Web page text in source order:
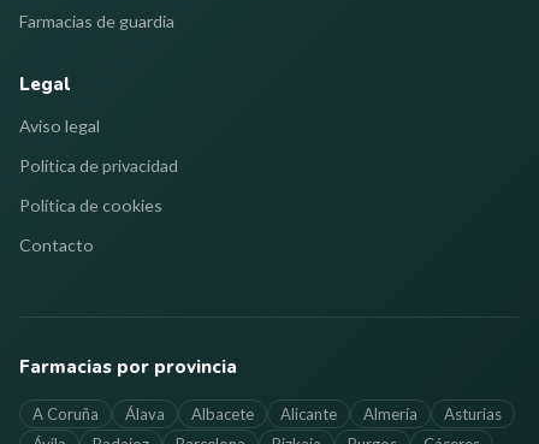
Farmacias de guardia
Legal
Aviso legal
Política de privacidad
Política de cookies
Contacto
Farmacias por provincia
A Coruña Álava Albacete Alicante Almería
Asturias